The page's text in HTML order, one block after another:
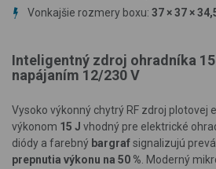
Vonkajšie rozmery boxu: 37 × 37 ×
Inteligentný zdroj ohradníka
napájaním 12/230 V
Vysoko výkonný chytrý RF zdroj plotovej
výkonom 15 J vhodný pre elektrické
diódy a farebný bargrafsignalizujú
prepnutia výkonu na 50 % . Moderný